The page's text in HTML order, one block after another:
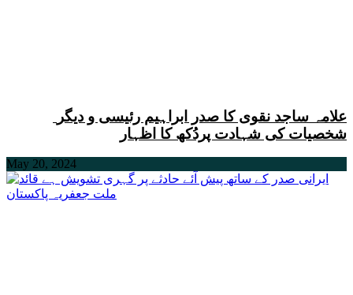
شخصیات کی شہادت پردُکھ کا اظہار
May 20, 2024